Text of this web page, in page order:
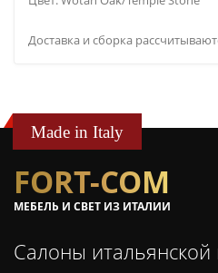
Доставка и сборка
Made in Italy
FORT-COM
МЕБЕЛЬ И СВЕТ ИЗ ИТАЛИИ
Салоны